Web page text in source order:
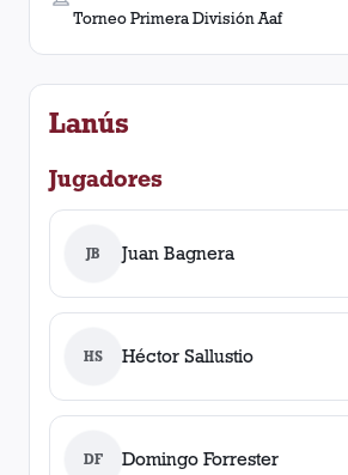
Torneo Primera División Aaf
Lanús
Jugadores
JB Juan Bagnera
HS Héctor Sallustio
DF Domingo Forrester